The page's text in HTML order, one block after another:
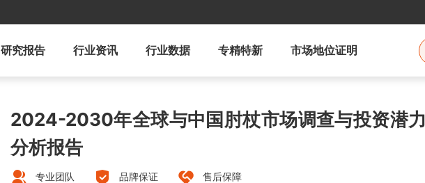
研究报告 行业资讯 行业数据 专精特新 市场地位证明
2024-2030年全球与中国肘杖市场调查与投资潜力
分析报告
专业团队 品牌保证 售后保障